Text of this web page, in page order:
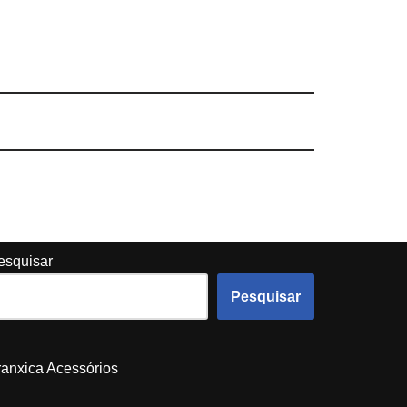
Pesquisar
Acessórios